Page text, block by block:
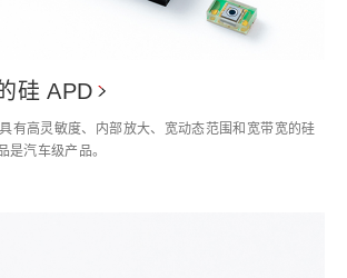
硅 APD
有高灵敏度、内部放大、宽动态范围和宽带宽的硅
是汽车级产品。